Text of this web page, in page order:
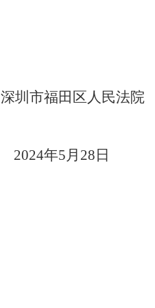
深圳市福田区人民法院
2024年5月28日